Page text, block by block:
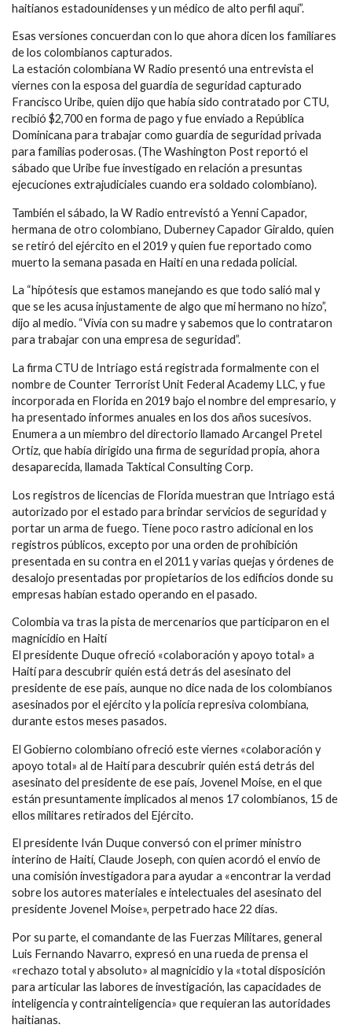
haitianos estadounidenses y un médico de alto perfil aquí”.
Esas versiones concuerdan con lo que ahora dicen los familiares
de los colombianos capturados.
La estación colombiana W Radio presentó una entrevista el
viernes con la esposa del guardia de seguridad capturado
Francisco Uribe, quien dijo que había sido contratado por CTU,
recibió $2,700 en forma de pago y fue enviado a República
Dominicana para trabajar como guardia de seguridad privada
para familias poderosas. (The Washington Post reportó el
sábado que Uribe fue investigado en relación a presuntas
ejecuciones extrajudiciales cuando era soldado colombiano).
También el sábado, la W Radio entrevistó a Yenni Capador,
hermana de otro colombiano, Duberney Capador Giraldo, quien
se retiró del ejército en el 2019 y quien fue reportado como
muerto la semana pasada en Haití en una redada policial.
La “hipótesis que estamos manejando es que todo salió mal y
que se les acusa injustamente de algo que mi hermano no hizo”,
dijo al medio. “Vivía con su madre y sabemos que lo contrataron
para trabajar con una empresa de seguridad”.
La firma CTU de Intriago está registrada formalmente con el
nombre de Counter Terrorist Unit Federal Academy LLC, y fue
incorporada en Florida en 2019 bajo el nombre del empresario, y
ha presentado informes anuales en los dos años sucesivos.
Enumera a un miembro del directorio llamado Arcangel Pretel
Ortiz, que había dirigido una firma de seguridad propia, ahora
desaparecida, llamada Taktical Consulting Corp.
Los registros de licencias de Florida muestran que Intriago está
autorizado por el estado para brindar servicios de seguridad y
portar un arma de fuego. Tiene poco rastro adicional en los
registros públicos, excepto por una orden de prohibición
presentada en su contra en el 2011 y varias quejas y órdenes de
desalojo presentadas por propietarios de los edificios donde su
empresas habían estado operando en el pasado.
Colombia va tras la pista de mercenarios que participaron en el
magnicidio en Haití
El presidente Duque ofreció «colaboración y apoyo total» a
Haití para descubrir quién está detrás del asesinato del
presidente de ese país, aunque no dice nada de los colombianos
asesinados por el ejército y la policía represiva colombiana,
durante estos meses pasados.
El Gobierno colombiano ofreció este viernes «colaboración y
apoyo total» al de Haití para descubrir quién está detrás del
asesinato del presidente de ese país, Jovenel Moise, en el que
están presuntamente implicados al menos 17 colombianos, 15 de
ellos militares retirados del Ejército.
El presidente Iván Duque conversó con el primer ministro
interino de Haití, Claude Joseph, con quien acordó el envío de
una comisión investigadora para ayudar a «encontrar la verdad
sobre los autores materiales e intelectuales del asesinato del
presidente Jovenel Moise», perpetrado hace 22 días.
Por su parte, el comandante de las Fuerzas Militares, general
Luis Fernando Navarro, expresó en una rueda de prensa el
«rechazo total y absoluto» al magnicidio y la «total disposición
para articular las labores de investigación, las capacidades de
inteligencia y contrainteligencia» que requieran las autoridades
haitianas.